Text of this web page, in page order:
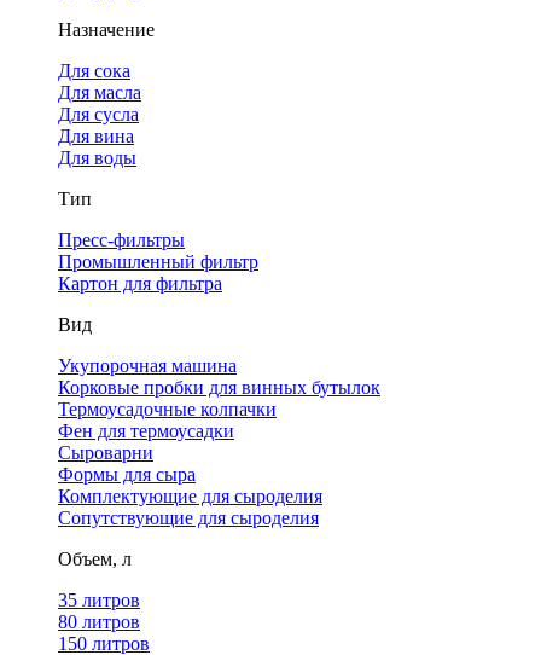
Назначение
Для сока
Для масла
Для сусла
Для вина
Для воды
Тип
Пресс-фильтры
Промышленный фильтр
Картон для фильтра
Вид
Укупорочная машина
Корковые пробки для винных бутылок
Термоусадочные колпачки
Фен для термоусадки
Сыроварни
Формы для сыра
Комплектующие для сыроделия
Сопутствующие для сыроделия
Объем, л
35 литров
80 литров
150 литров